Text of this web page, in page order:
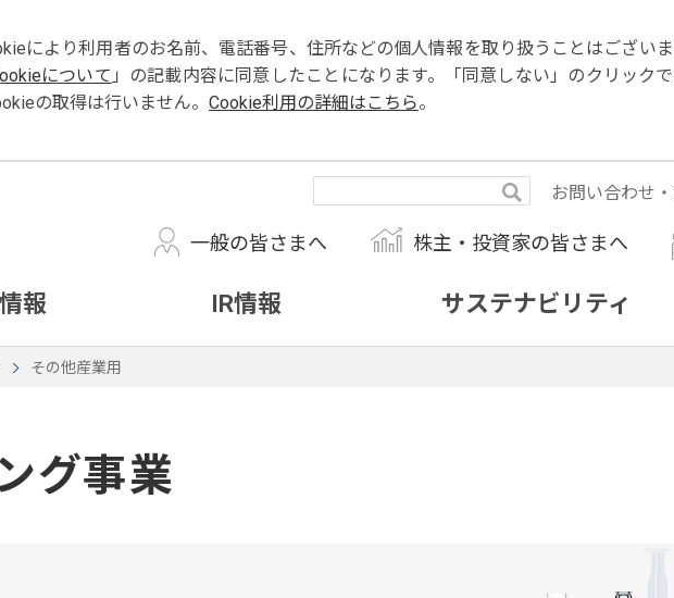
により利用者のお名前、電話番号、住所などの個人情報を取り扱うことはございま
について 」の記載内容に同意したことになります。「同意しない」の クリック
の取得は行いません。 Cookie利用の詳細はこちら。
報 IR情報 サステナビリティ
お問い合わせ
一般の皆さまへ 株主・投資家の皆さまへ
その他産業用
グ事業